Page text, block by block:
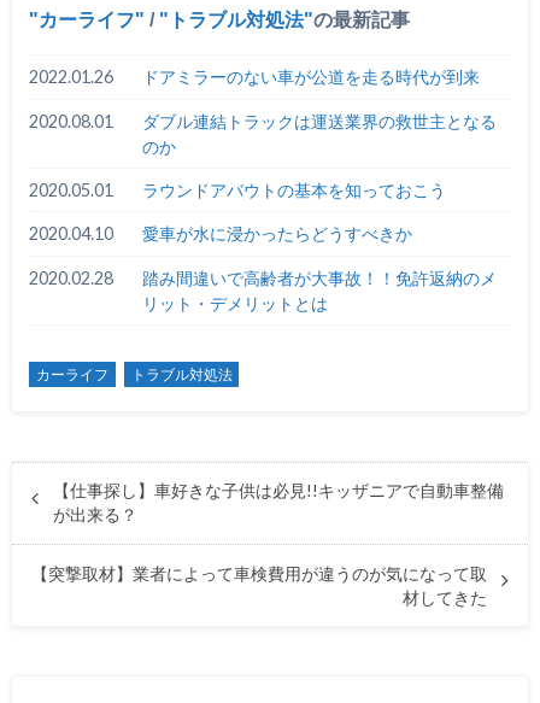
カーライフ / トラブル対処法 の最新記事
2022.01.26 ドアミラーのない車が公道を走る時代が到来
2020.08.01
ダブル連結トラックは運送業界の救世主となる
のか
2020.05.01 ラウンドアバウトの基本を知っておこう
2020.04.10 愛車が水に浸かったらどうすべきか
2020.02.28
踏み間違いで高齢者が大事故！！免許返納のメ
リット・デメリットとは
カーライフ トラブル対処法
【仕事探し】車好きな子供は必見!!キッザニアで自動車整備
が出来る？
【突撃取材】業者によって車検費用が違うのが気になって取
材してきた